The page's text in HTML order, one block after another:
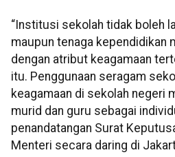
“Institusi sekolah tidak boleh
maupun tenaga kependidikan
dengan atribut keagamaan
itu. Penggunaan seragam
keagamaan di sekolah negeri
murid dan guru sebagai
penandatangan Surat
Menteri secara daring di